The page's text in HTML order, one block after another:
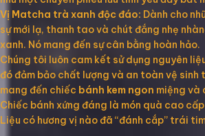
Vị Matcha trà xanh độc đáo: Dành cho
sự mới lạ, thanh tao và chút đắng nhẹ
xanh. Nó mang đến sự cân bằng hoàn hảo.
Chúng tôi luôn cam kết sử dụng nguyên
đó đảm bảo chất lượng và an toàn vệ sinh
mang đến chiếc bánh kem ngon miệng và
Chiếc bánh xứng đáng là món quà cao
Liệu có hương vị nào đã “đánh cắp” trái